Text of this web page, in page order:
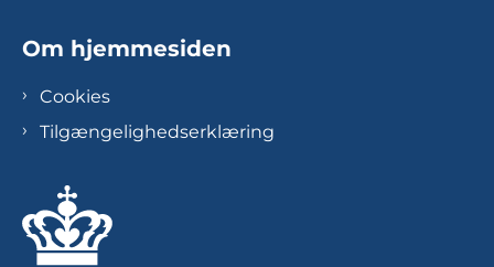
Om hjemmesiden
Cookies
Tilgængelighedserklæring